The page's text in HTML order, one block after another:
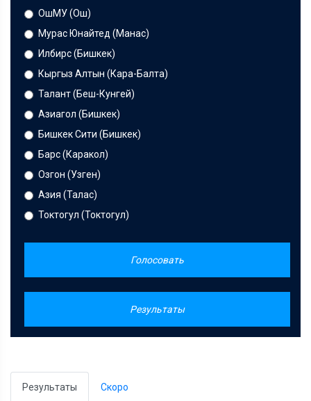
ОшМУ (Ош)
Мурас Юнайтед (Манас)
Илбирс (Бишкек)
Кыргыз Алтын (Кара-Балта)
Талант (Беш-Кунгей)
Азиагол (Бишкек)
Бишкек Сити (Бишкек)
Барс (Каракол)
Озгон (Узген)
Азия (Талас)
Токтогул (Токтогул)
Голосовать
Результаты
Результаты Скоро